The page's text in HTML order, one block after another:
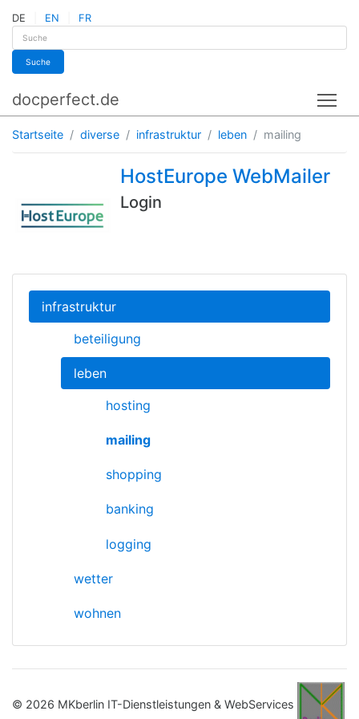
DE EN FR
Suche
docperfect.de
Startseite diverse infrastruktur leben mailing
HostEurope WebMailer
Login
infrastruktur
beteiligung
leben
hosting
mailing
shopping
banking
logging
wetter
wohnen
© 2026 MKberlin IT-Dienstleistungen & WebServices